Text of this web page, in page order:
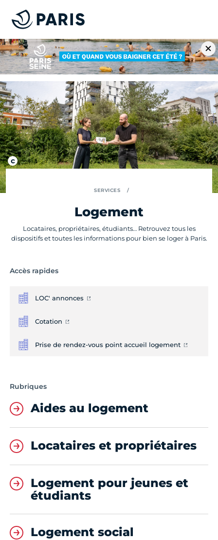
SERVICES
Logement
Locataires, propriétaires, étudiants… Retrouvez tous les
dispositifs et toutes les informations pour bien se loger à Paris.
Accès rapides
LOC' annonces
Cotation
Prise de rendez-vous point accueil logement
Rubriques
Aides au logement
Locataires et propriétaires
Logement pour jeunes et
étudiants
Logement social